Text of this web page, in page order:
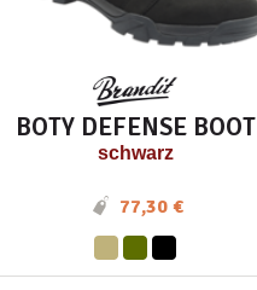
BOTY DEFENSE BOOT
schwarz
77,30 €